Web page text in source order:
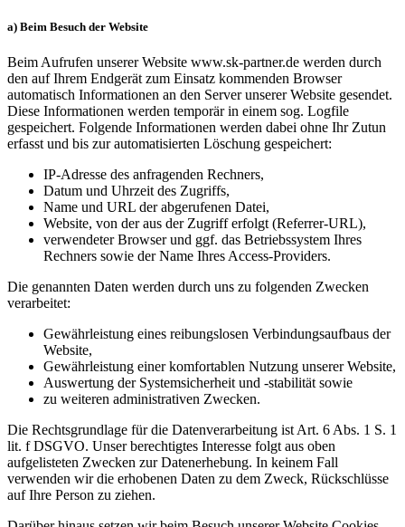
a) Beim Besuch der Website
Beim Aufrufen unserer Website www.sk-partner.de werden durch
den auf Ihrem Endgerät zum Einsatz kommenden Browser
automatisch Informationen an den Server unserer Website gesendet.
Diese Informationen werden temporär in einem sog. Logfile
gespeichert. Folgende Informationen werden dabei ohne Ihr Zutun
erfasst und bis zur automatisierten Löschung gespeichert:
IP-Adresse des anfragenden Rechners,
Datum und Uhrzeit des Zugriffs,
Name und URL der abgerufenen Datei,
Website, von der aus der Zugriff erfolgt (Referrer-URL),
verwendeter Browser und ggf. das Betriebssystem Ihres
Rechners sowie der Name Ihres Access-Providers.
Die genannten Daten werden durch uns zu folgenden Zwecken
verarbeitet:
Gewährleistung eines reibungslosen Verbindungsaufbaus der
Website,
Gewährleistung einer komfortablen Nutzung unserer Website,
Auswertung der Systemsicherheit und -stabilität sowie
zu weiteren administrativen Zwecken.
Die Rechtsgrundlage für die Datenverarbeitung ist Art. 6 Abs. 1 S. 1
lit. f DSGVO. Unser berechtigtes Interesse folgt aus oben
aufgelisteten Zwecken zur Datenerhebung. In keinem Fall
verwenden wir die erhobenen Daten zu dem Zweck, Rückschlüsse
auf Ihre Person zu ziehen.